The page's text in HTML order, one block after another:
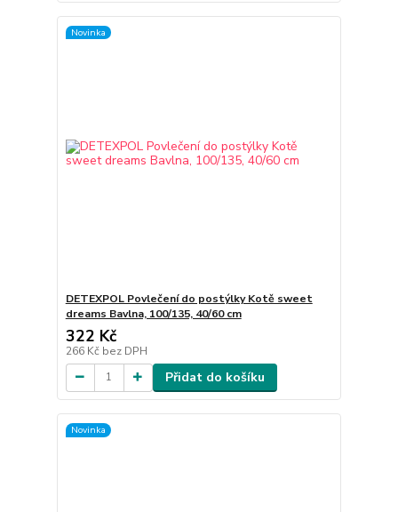
Novinka
DETEXPOL Povlečení do postýlky Kotě sweet
dreams Bavlna, 100/135, 40/60 cm
322 Kč
266 Kč bez DPH
Přidat do košíku
Novinka